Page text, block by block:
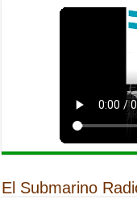
El Submarino